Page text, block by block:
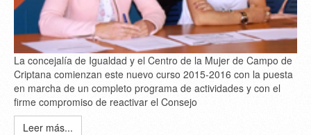
La concejalía de Igualdad y el Centro de la Mujer de Campo de
Criptana comienzan este nuevo curso 2015-2016 con la puesta
en marcha de un completo programa de actividades y con el
firme compromiso de reactivar el Consejo
Leer más...